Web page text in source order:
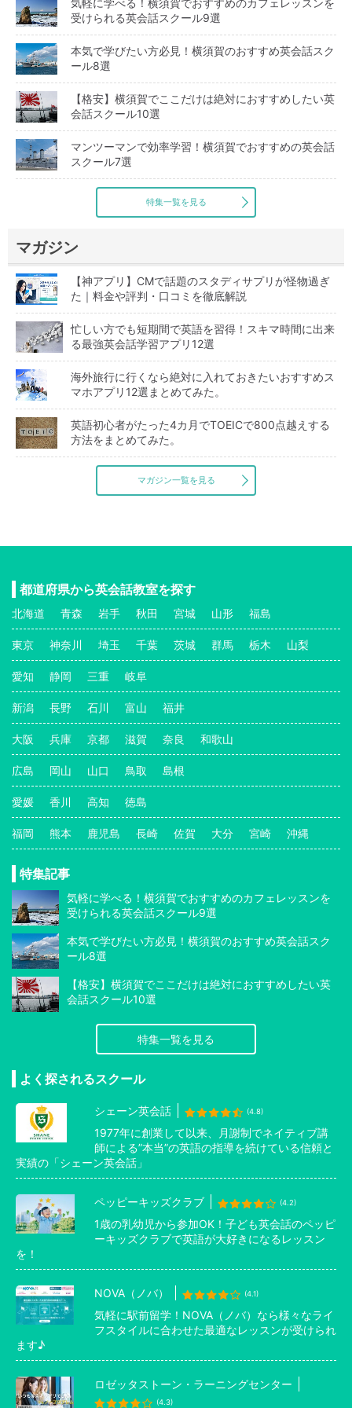
受けられる英会話スクール9選
本気で学びたい方必見！横須賀のおすすめ英会話スク
ール8選
【格安】横須賀でここだけは絶対におすすめしたい英
会話スクール10選
マンツーマンで効率学習！横須賀でおすすめの英会話
スクール7選
特集一覧を見る
マガジン
【神アプリ】CMで話題のスタディサプリが怪物過ぎ
た｜料金や評判・口コミを徹底解説
忙しい方でも短期間で英語を習得！スキマ時間に出来
る最強英会話学習アプリ12選
海外旅行に行くなら絶対に入れておきたいおすすめス
マホアプリ12選まとめてみた。
英語初心者がたった4カ月でTOEICで800点越えする
方法をまとめてみた。
マガジン一覧を見る
都道府県から英会話教室を探す
北海道 青森 岩手 秋田 宮城 山形 福島
東京 神奈川 埼玉 千葉 茨城 群馬 栃木 山梨
愛知 静岡 三重 岐阜
新潟 長野 石川 富山 福井
大阪 兵庫 京都 滋賀 奈良 和歌山
広島 岡山 山口 鳥取 島根
愛媛 香川 高知 徳島
福岡 熊本 鹿児島 長崎 佐賀 大分 宮崎 沖縄
特集記事
気軽に学べる！横須賀でおすすめのカフェレッスンを
受けられる英会話スクール9選
本気で学びたい方必見！横須賀のおすすめ英会話スク
ール8選
【格安】横須賀でここだけは絶対におすすめしたい英
会話スクール10選
特集一覧を見る
よく探されるスクール
シェーン英会話 (4.8)
1977年に創業して以来、月謝制でネイティブ講
師による”本当”の英語の指導を続けている信頼と
実績の「シェーン英会話」
ペッピーキッズクラブ (4.2)
1歳の乳幼児から参加OK！子ども英会話のペッピ
ーキッズクラブで英語が大好きになるレッスン
を！
NOVA（ノバ） (4.1)
気軽に駅前留学！NOVA（ノバ）なら様々なライ
フスタイルに合わせた最適なレッスンが受けられ
ます♪
ロゼッタストーン・ラーニングセンター
(4.3)